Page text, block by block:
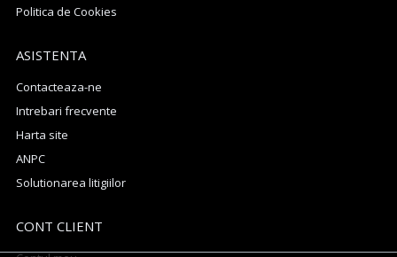
Politica de Cookies
ASISTENTA
Contacteaza-ne
Intrebari frecvente
Harta site
ANPC
Solutionarea litigiilor
CONT CLIENT